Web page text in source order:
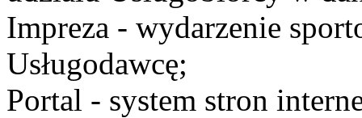
Impreza - wydarzenie
Usługodawcę;
Portal - system stron